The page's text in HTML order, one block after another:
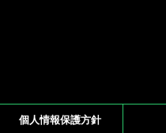
個人情報保護方針